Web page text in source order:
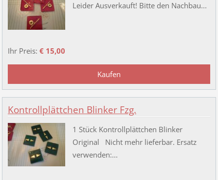
Leider Ausverkauft! Bitte den Nachbau...
Ihr Preis: € 15,00
Kontrollplättchen Blinker Fzg.
1 Stück Kontrollplättchen Blinker
Original Nicht mehr lieferbar. Ersatz
verwenden:...